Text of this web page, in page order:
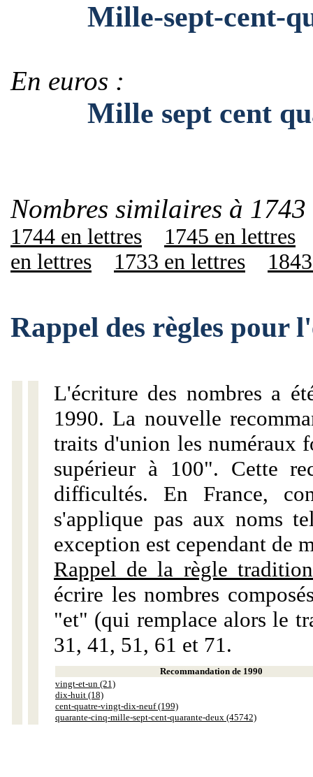
Mille-sept-cent-
En euros :
Mille sept cent
Nombres similaires à
1744 en lettres
1745 en lettres
en lettres
1733 en lettres
Rappel des règles pour
L'écriture des nombres a
1990. La nouvelle
traits d'union les numéraux
supérieur à 100". Cette
difficultés. En France,
s'applique pas aux noms
exception est cependant de
Rappel de la règle
écrire les nombres
"et" (qui remplace alors le
31, 41, 51, 61 et 71.
Recommandation de 1990
vingt-et-un (21)
dix-huit (18)
cent-quatre-vingt-dix-neuf (199)
quarante-cinq-mille-sept-cent-quarante-deux (45742)